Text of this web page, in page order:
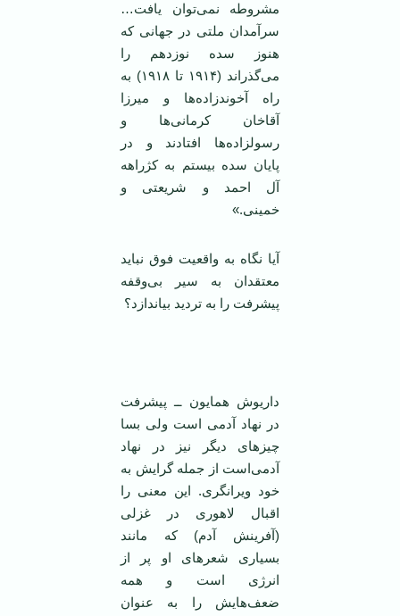
مشروطه نمی‌توان یافت…
سرآمدان ملتی در جهانی که
هنوز سده نوزدهم را
می‌گذراند (۱۹۱۴ تا ۱۹۱۸) به
راه آخوندزاده‌ها و میرزا
آقاخان کرمانی‌ها و
رسولزاده‌ها افتادند و در
پایان سده بیستم به کژراهه
آل احمد و شریعتی و
خمینی.»
آیا نگاه به واقعیت فوق نباید
معتقدان به سیر بی‌وقفه
پیشرفت را به تردید بیاندازد؟
داریوش همایون ــ پیشرفت
در نهاد آدمی ‌است ولی بسا
چیزهای دیگر نیز در نهاد
آدمی‌است از جمله گرایش به
خود ویرانگری. این معنی را
اقبال لاهوری در غزلی
(آفرینش آدم) که مانند
بسیاری شعرهای او پر از
انرژی است و همه
ضعف‌هایش را به عنوان